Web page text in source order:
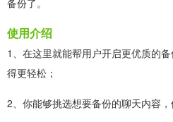
使用介绍
1、在这里就能帮用户开启更优质的
得更轻松；
2、你能够挑选想要备份的聊天内容